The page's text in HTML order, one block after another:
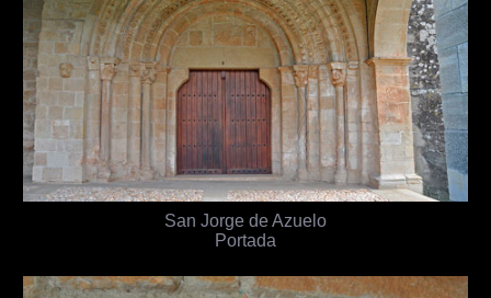
San Jorge de Azuelo
Portada